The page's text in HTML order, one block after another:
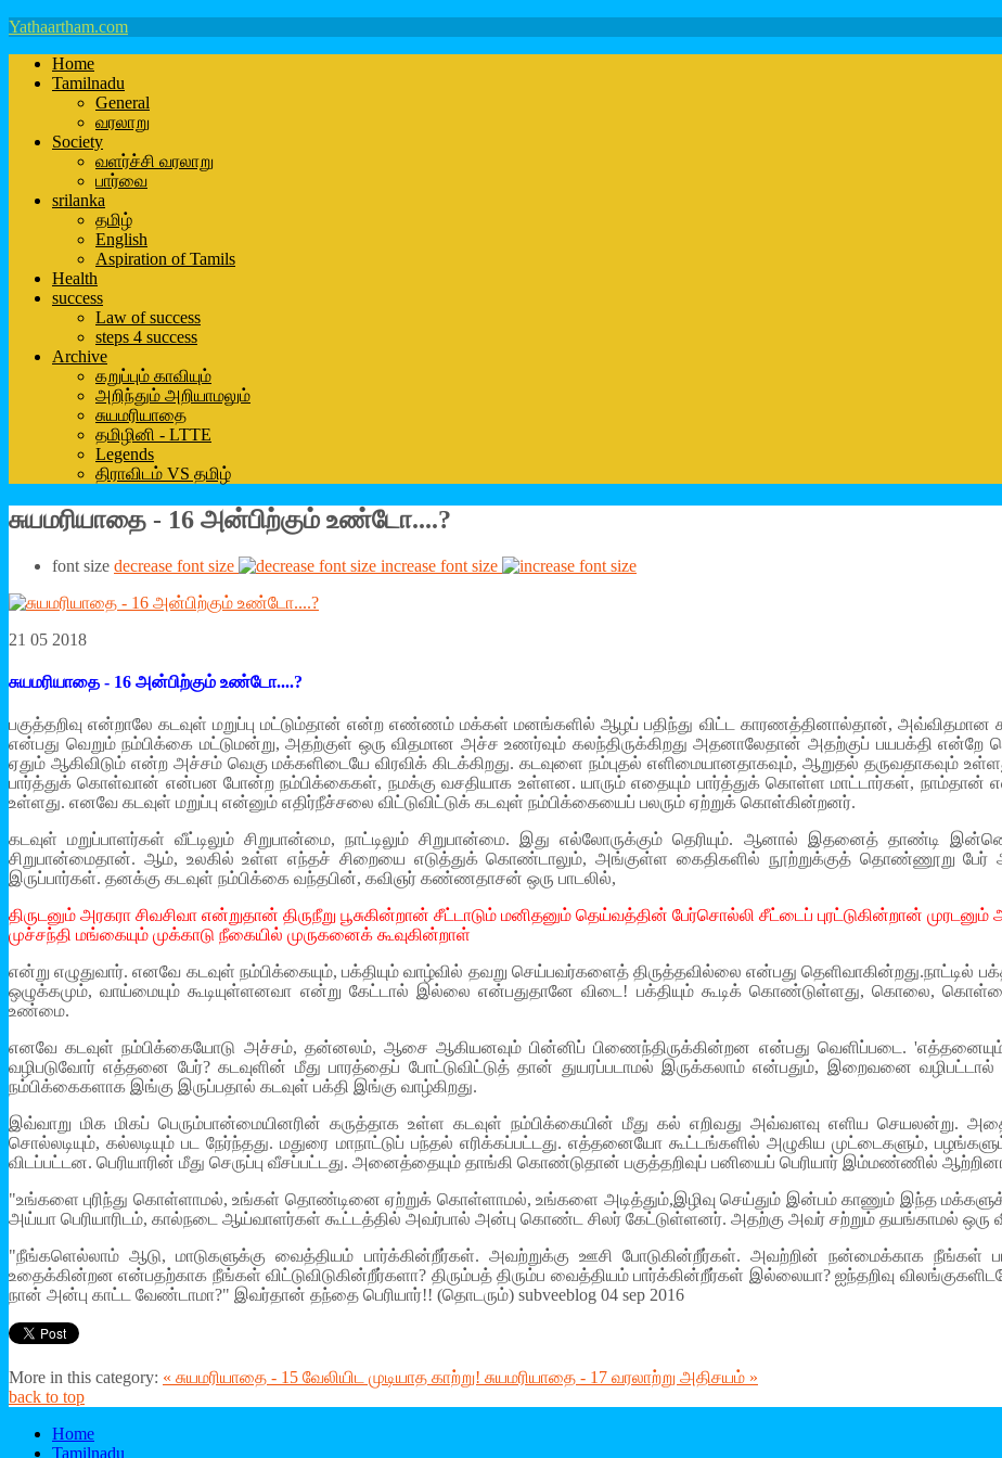
Yathaartham.com
Home
Tamilnadu
General
வரலாறு
Society
வளர்ச்சி வரலாறு
பார்வை
srilanka
தமிழ்
English
Aspiration of Tamils
Health
success
Law of success
steps 4 success
Archive
கறுப்பும் காவியும்
அறிந்தும் அறியாமலும்
சுயமரியாதை
தமிழினி - LTTE
Legends
திராவிடம் VS தமிழ்
சுயமரியாதை - 16 அன்பிற்கும் உண்டோ....?
font size decrease font size increase font size
21 05 2018
சுயமரியாதை - 16 அன்பிற்கும் உண்டோ....?
பகுத்தறிவு என்றாலே கடவுள் மறுப்பு மட்டும்தான் என்ற எண்ணம் மக்கள் மனங்களில் ஆழப் பதிந்து விட்ட காரணத்தினால்தான், அவ்விதமான
என்பது வெறும் நம்பிக்கை மட்டுமன்று, அதற்குள் ஒரு விதமான அச்ச உணர்வும் கலந்திருக்கிறது அதனாலேதான் அதற்குப் பயபக்தி என்றே
ஏதும் ஆகிவிடும் என்ற அச்சம் வெகு மக்களிடையே விரவிக் கிடக்கிறது. கடவுளை நம்புதல் எளிமையானதாகவும், ஆறுதல்
பார்த்துக் கொள்வான் என்பன போன்ற நம்பிக்கைகள், நமக்கு வசதியாக உள்ளன. யாரும் எதையும் பார்த்துக் கொள்ள மாட்டார்கள், நாம்தான்
உள்ளது. எனவே கடவுள் மறுப்பு என்னும் எதிர்நீச்சலை விட்டுவிட்டுக் கடவுள் நம்பிக்கையைப் பலரும் ஏற்றுக் கொள்கின்றனர்.
கடவுள் மறுப்பாளர்கள் வீட்டிலும் சிறுபான்மை, நாட்டிலும் சிறுபான்மை. இது எல்லோருக்கும் தெரியும். ஆனால் இதனைத் தாண்டி
சிறுபான்மைதான். ஆம், உலகில் உள்ள எந்தச் சிறையை எடுத்துக் கொண்டாலும், அங்குள்ள கைதிகளில் நூற்றுக்குத் தொண்ணூறு பேர்
இருப்பார்கள். தனக்கு கடவுள் நம்பிக்கை வந்தபின், கவிஞர் கண்ணதாசன் ஒரு பாடலில்,
திருடனும் அரகரா சிவசிவா என்றுதான் திருநீறு பூசுகின்றான் சீட்டாடும் மனிதனும் தெய்வத்தின் பேர்சொல்லி சீட்டைப் புரட்டுகின்றான்
முச்சந்தி மங்கையும் முக்காடு நீகையில் முருகனைக் கூவுகின்றாள்
என்று எழுதுவார். எனவே கடவுள் நம்பிக்கையும், பக்தியும் வாழ்வில் தவறு செய்பவர்களைத் திருத்தவில்லை என்பது
ஒழுக்கமும், வாய்மையும் கூடியுள்ளனவா என்று கேட்டால் இல்லை என்பதுதானே விடை! பக்தியும் கூடிக் கொண்டுள்ளது, கொலை,
உண்மை.
எனவே கடவுள் நம்பிக்கையோடு அச்சம், தன்னலம், ஆசை ஆகியனவும் பின்னிப் பிணைந்திருக்கின்றன என்பது வெளிப்படை.
வழிபடுவோர் எத்தனை பேர்? கடவுளின் மீது பாரத்தைப் போட்டுவிட்டுத் தான் துயரப்படாமல் இருக்கலாம் என்பதும், இறைவனை
நம்பிக்கைகளாக இங்கு இருப்பதால் கடவுள் பக்தி இங்கு வாழ்கிறது.
இவ்வாறு மிக மிகப் பெரும்பான்மையினரின் கருத்தாக உள்ள கடவுள் நம்பிக்கையின் மீது கல் எறிவது அவ்வளவு எளிய செயலன்று.
சொல்லடியும், கல்லடியும் பட நேர்ந்தது. மதுரை மாநாட்டுப் பந்தல் எரிக்கப்பட்டது. எத்தனையோ கூட்டங்களில் அழுகிய முட்டைகளும்,
விடப்பட்டன. பெரியாரின் மீது செருப்பு வீசப்பட்டது. அனைத்தையும் தாங்கி கொண்டுதான் பகுத்தறிவுப் பனியைப் பெரியார் இம்மண்ணில்
"உங்களை புரிந்து கொள்ளாமல், உங்கள் தொண்டினை ஏற்றுக் கொள்ளாமல், உங்களை அடித்தும்,இழிவு செய்தும் இன்பம் காணும் இந்த
அய்யா பெரியாரிடம், கால்நடை ஆய்வாளர்கள் கூட்டத்தில் அவர்பால் அன்பு கொண்ட சிலர் கேட்டுள்ளனர். அதற்கு அவர் சற்றும் தயங்காமல் ஒரு
"நீங்களெல்லாம் ஆடு, மாடுகளுக்கு வைத்தியம் பார்க்கின்றீர்கள். அவற்றுக்கு ஊசி போடுகின்றீர்கள். அவற்றின் நன்மைக்காக
உதைக்கின்றன என்பதற்காக நீங்கள் விட்டுவிடுகின்றீர்களா? திரும்பத் திரும்ப வைத்தியம் பார்க்கின்றீர்கள் இல்லையா? ஐந்தறிவு
நான் அன்பு காட்ட வேண்டாமா?" இவர்தான் தந்தை பெரியார்!! (தொடரும்) subveeblog 04 sep 2016
More in this category: « சுயமரியாதை - 15 வேலியிட முடியாத காற்று! சுயமரியாதை - 17 வரலாற்று அதிசயம் »
back to top
Home
Tamilnadu